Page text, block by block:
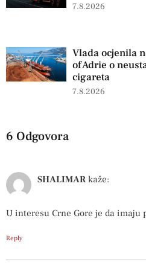
7.8.2026
Vlada ocjenila
of Adrie o
cigareta
7.8.2026
6 Odgovora
SHALIMAR kaže:
U interesu Crne Gore je da imaju
Reply